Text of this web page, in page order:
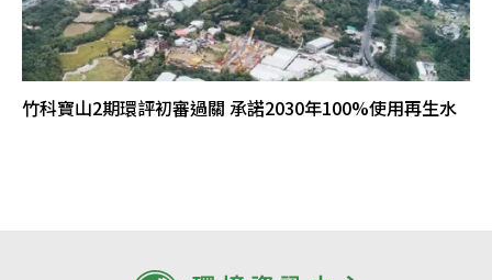
竹科寶山2期環評初審過關 承諾2030年100%使用再生水